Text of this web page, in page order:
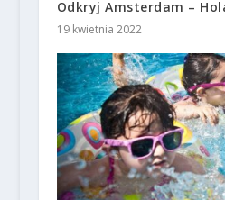
Odkryj Amsterdam –
19 kwietnia 2022